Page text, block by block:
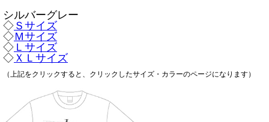
シルバーグレー
◇ Ｓサイズ
◇Ｍサイズ
◇ Ｌサイズ
◇ ＸＬサイズ
（上記をクリックすると、クリックしたサイズ・カラーのページになります）